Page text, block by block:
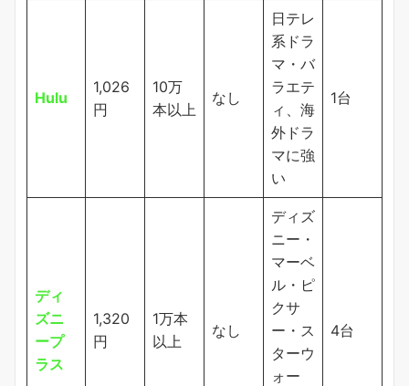
Hulu
1,026
円
10万
本以上
なし
日テレ
系ドラ
マ・バ
ラエテ
ィ、海
外ドラ
マに強
い
1台
ディ
ズニ
ープ
ラス
1,320
円
1万本
以上
なし
ディズ
ニー・
マーベ
ル・ピ
クサ
ー・ス
ターウ
ォー
4台